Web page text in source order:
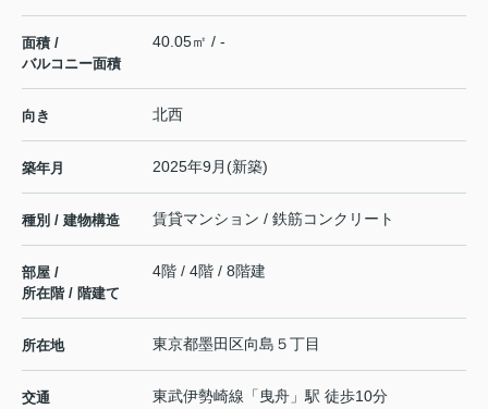
面積 /
バルコニー面積
40.05㎡ / -
向き 北西
築年月 2025年9月(新築)
種別 / 建物構造 賃貸マンション / 鉄筋コンクリート
部屋 /
所在階 / 階建て
4階 / 4階 / 8階建
所在地 東京都墨田区向島 ５丁目
交通 東武伊勢崎線 「 曳舟 」駅 徒歩10分